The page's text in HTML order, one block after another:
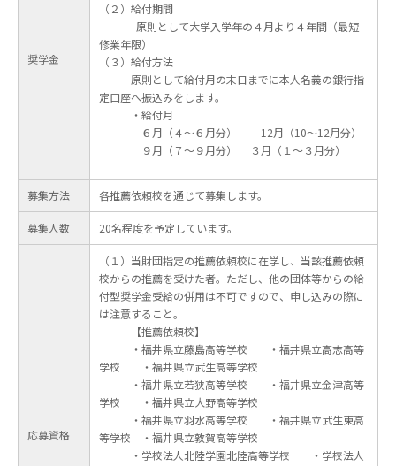
奨学金
（２）給付期間
原則として大学入学年の４月より４年間（最短
修業年限）
（３）給付方法
原則として給付月の末日までに本人名義の銀行指
定口座へ振込みをします。
・給付月
６月（４～６月分） 12月（10～12月分）
９月（７～９月分） ３月（１～３月分）
募集方法 各推薦依頼校を通じて募集します。
募集人数 20名程度を予定しています。
応募資格
（１）当財団指定の推薦依頼校に在学し、当該推薦依頼
校からの推薦を受けた者。ただし、他の団体等からの給
付型奨学金受給の併用は不可ですので、申し込みの際に
は注意すること。
【推薦依頼校】
・福井県立藤島高等学校 ・福井県立高志高等
学校 ・福井県立武生高等学校
・福井県立若狭高等学校 ・福井県立金津高等
学校 ・福井県立大野高等学校
・福井県立羽水高等学校 ・福井県立武生東高
等学校 ・福井県立敦賀高等学校
・学校法人北陸学園北陸高等学校 ・学校法人